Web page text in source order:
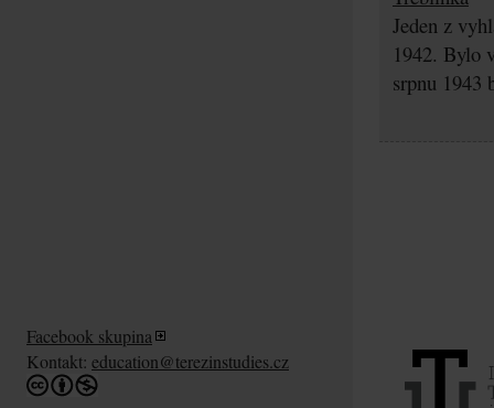
Jeden z
1942. Bylo
srpnu 1943
Facebook skupina
Kontakt: education@terezinstudies.cz